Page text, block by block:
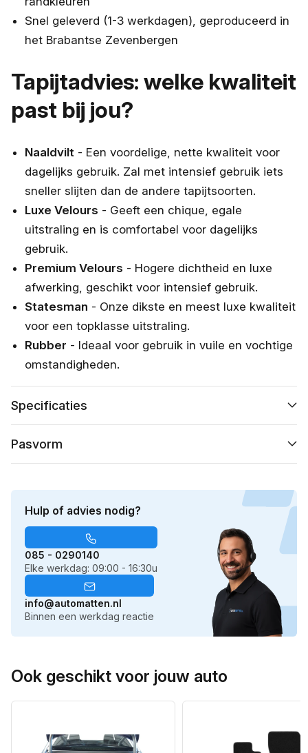
Snel geleverd (1-3 werkdagen), geproduceerd in
het Brabantse Zevenbergen
Tapijtadvies: welke kwaliteit
past bij jou?
Naaldvilt - Een voordelige, nette kwaliteit voor
dagelijks gebruik. Zal met intensief gebruik iets
sneller slijten dan de andere tapijtsoorten.
Luxe Velours - Geeft een chique, egale
uitstraling en is comfortabel voor dagelijks
gebruik.
Premium Velours - Hogere dichtheid en luxe
afwerking, geschikt voor intensief gebruik.
Statesman - Onze dikste en meest luxe kwaliteit
voor een topklasse uitstraling.
Rubber - Ideaal voor gebruik in vuile en vochtige
omstandigheden.
Specificaties
Pasvorm
Hulp of advies nodig?
085 - 0290140
Elke werkdag: 09:00 - 16:30u
info@automatten.nl
Binnen een werkdag reactie
Ook geschikt voor jouw auto